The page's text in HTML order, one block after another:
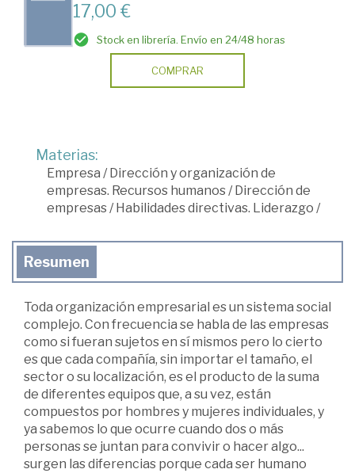
17,00 €
Stock en librería. Envío en 24/48 horas
COMPRAR
Materias:
Empresa / Dirección y organización de
empresas. Recursos humanos/ Dirección de
empresas/ Habilidades directivas. Liderazgo /
Resumen
Toda organización empresarial es un sistema social
complejo. Con frecuencia se habla de las empresas
como si fueran sujetos en sí mismos pero lo cierto
es que cada compañía, sin importar el tamaño, el
sector o su localización, es el producto de la suma
de diferentes equipos que, a su vez, están
compuestos por hombres y mujeres individuales, y
ya sabemos lo que ocurre cuando dos o más
personas se juntan para convivir o hacer algo...
surgen las diferencias porque cada ser humano